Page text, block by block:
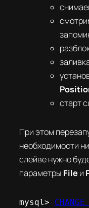
старт
При этом
необходимости
слейве нужно
параметры File и
mysql>